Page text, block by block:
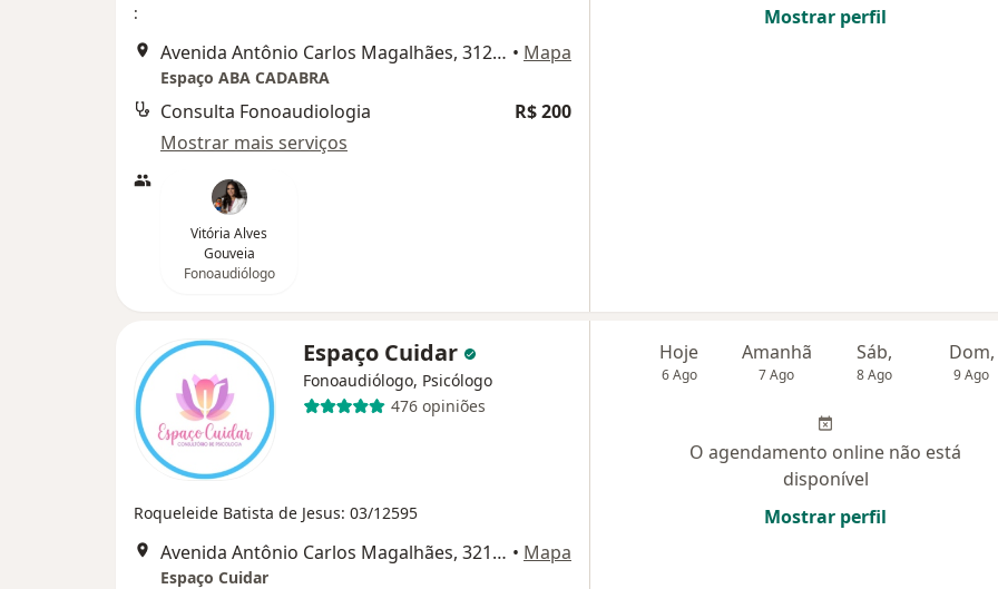
:
Avenida Antônio Carlos Magalhães, 3129, Salvador • Mapa
Espaço ABA CADABRA
Consulta Fonoaudiologia
R$ 200
Mostrar mais serviços
Vitória Alves
Gouveia
Fonoaudiólogo
Mostrar perfil
Espaço Cuidar
Fonoaudiólogo, Psicólogo
476 opiniões
Roqueleide Batista de Jesus: 03/12595
Avenida Antônio Carlos Magalhães, 3213 - Ed. Golden Plaza, Salas 306/307, Salvador • Mapa
Espaço Cuidar
Hoje
6 Ago
Amanhã
7 Ago
Sáb,
8 Ago
Dom,
9 Ago
O agendamento online não está
disponível
Mostrar perfil